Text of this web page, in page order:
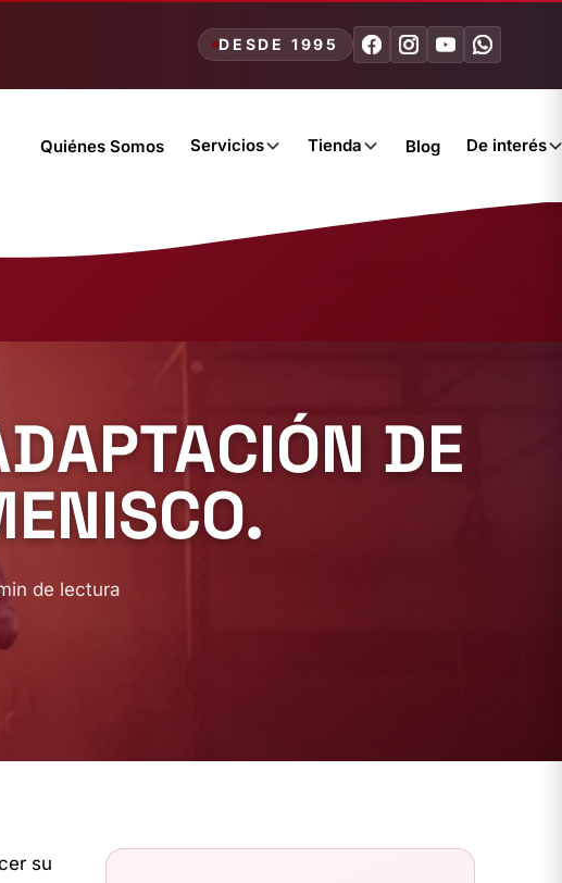
DESDE 1995
Quiénes Somos Servicios Tienda Blog De interés
DE
de lectura
su